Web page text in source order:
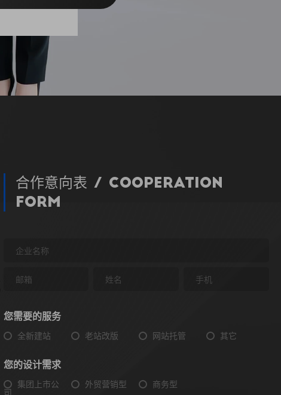
合作意向表 / Cooperation
Form
您需要的服务
全新建站 老站改版 网站托管 其它
您的设计需求
集团上市公
司
外贸营销型 商务型